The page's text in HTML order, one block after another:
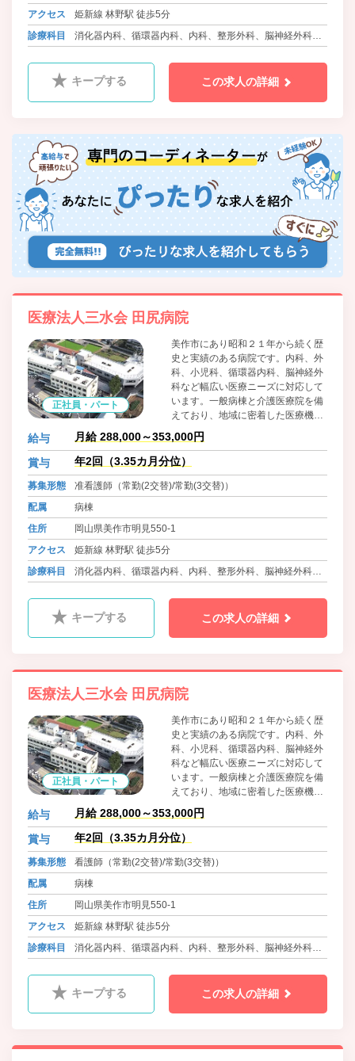
アクセス
姫新線 林野駅 徒歩5分
診療科目
消化器内科、循環器内科、内科、整形外科、脳神経外科、
キープする この求人の詳細
医療法人三水会 田尻病院
正社員・パート
美作市にあり昭和２１年から続く歴
史と実績のある病院です。内科、外
科、小児科、循環器内科、脳神経外
科など幅広い医療ニーズに対応して
います。一般病棟と介護医療院を備
えており、地域に密着した医療機関
として機能しています。職員に対し
てはワークライフバランスに積極的
に取り組んでおり、院内保育所の設
置、可能な限りの希望を取り入れた
柔軟な勤務体制等、職員の働きやす
給与 月給 288,000～353,000円
賞与 年2回（3.35カ月分位）
募集形態
准看護師（常勤(2交替)/常勤(3交替)）
配属
病棟
住所
岡山県美作市明見550-1
アクセス
姫新線 林野駅 徒歩5分
診療科目
消化器内科、循環器内科、内科、整形外科、脳神経外科、
キープする この求人の詳細
医療法人三水会 田尻病院
正社員・パート
美作市にあり昭和２１年から続く歴
史と実績のある病院です。内科、外
科、小児科、循環器内科、脳神経外
科など幅広い医療ニーズに対応して
います。一般病棟と介護医療院を備
えており、地域に密着した医療機関
として機能しています。職員に対し
てはワークライフバランスに積極的
に取り組んでおり、院内保育所の設
柔軟な勤務体制等、職員の働きやす
さをとても大切にしています。
給与 月給 288,000～353,000円
賞与 年2回（3.35カ月分位）
募集形態
看護師（常勤(2交替)/常勤(3交替)）
配属
病棟
住所
岡山県美作市明見550-1
アクセス
姫新線 林野駅 徒歩5分
診療科目
消化器内科、循環器内科、内科、整形外科、脳神経外科、
キープする この求人の詳細